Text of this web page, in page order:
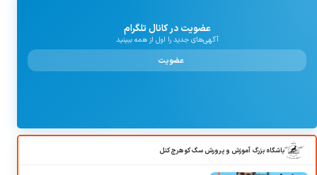
عضویت در کانال تلگرام
آگهی‌های جدید را اول از همه ببینید
عضویت
باشگاه بزرگ آموزش و پرورش سگ کوهرج کنل